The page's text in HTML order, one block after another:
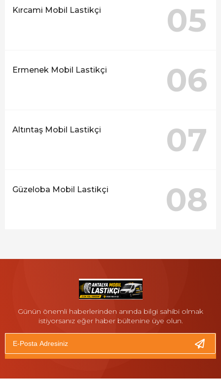
Kırcami Mobil Lastikçi 05
Ermenek Mobil Lastikçi 06
Altıntaş Mobil Lastikçi 07
Güzeloba Mobil Lastikçi 08
Günün önemli haberlerinden anında bilgi sahibi olmak
istiyorsanız eğer haber bültenine üye olun.